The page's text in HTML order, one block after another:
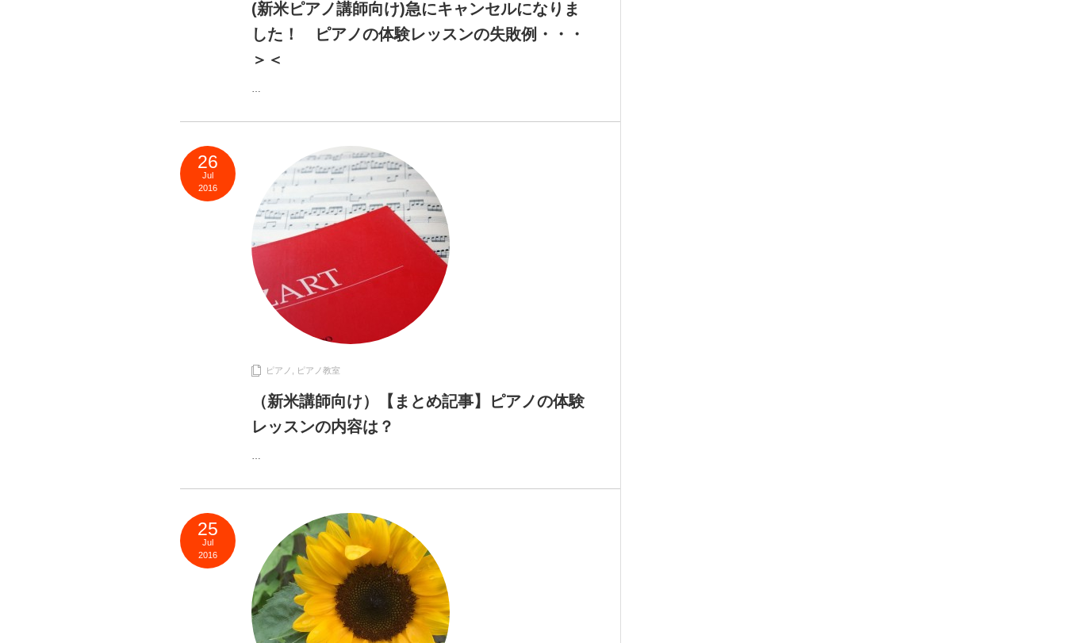
(新米ピアノ講師向け)急にキャンセルになりま
した！ ピアノの体験レッスンの失敗例・・・
＞＜
26
Jul
2016
ピアノ ピアノ教室
（新米講師向け）【まとめ記事】ピアノの体験
レッスンの内容は？
25
Jul
2016